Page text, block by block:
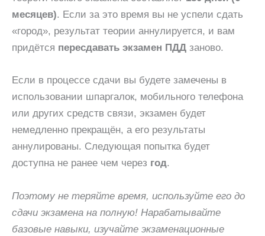
месяцев). Если за это время вы не успели сдать
«город», результат теории аннулируется, и вам
придётся пересдавать экзамен ПДД заново.
Если в процессе сдачи вы будете замечены в
использовании шпаргалок, мобильного телефона
или других средств связи, экзамен будет
немедленно прекращён, а его результаты
аннулированы. Следующая попытка будет
доступна не ранее чем через год.
Поэтому не теряйте время, используйте его до
сдачи экзамена на полную! Нарабатывайте
базовые навыки, изучайте экзаменационные